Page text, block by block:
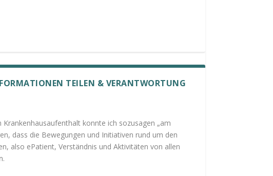
TEILEN & VERANTWORTUNG
Krankenhausaufenthalt konnte ich sozusagen „am
dass die Bewegungen und Initiativen rund um den
also ePatient, Verständnis und Aktivitäten von allen